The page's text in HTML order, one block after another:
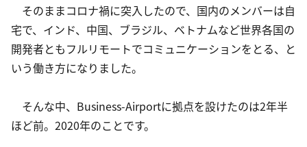
そのままコロナ禍に突入したので、国内のメンバーは自
宅で、インド、中国、ブラジル、ベトナムなど世界各国の
開発者ともフルリモートでコミュニケーションをとる、と
いう働き方になりました。
そんな中、Business-Airportに拠点を設けたのは2年半
ほど前。2020年のことです。